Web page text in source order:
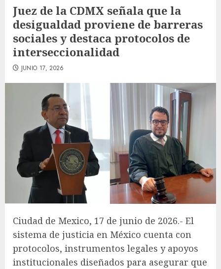
Juez de la CDMX señala que la
desigualdad proviene de barreras
sociales y destaca protocolos de
interseccionalidad
JUNIO 17, 2026
Ciudad de Mexico, 17 de junio de 2026.- El
sistema de justicia en México cuenta con
protocolos, instrumentos legales y apoyos
institucionales diseñados para asegurar que